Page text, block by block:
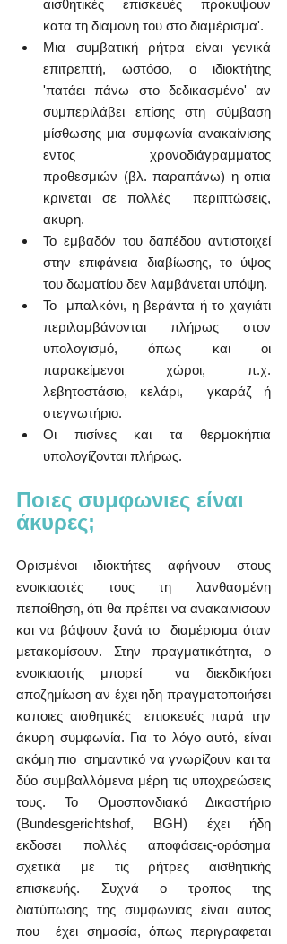
αισθητικές επισκευές προκυψουν
κατα τη διαμονη του στο διαμέρισμα'.
Μια συμβατική ρήτρα είναι γενικά
επιτρεπτή, ωστόσο, ο ιδιοκτήτης
'πατάει πάνω στο δεδικασμένο' αν
συμπεριλάβει επίσης στη σύμβαση
μίσθωσης μια συμφωνία ανακαίνισης
εντος  χρονοδιάγραμματος
προθεσμιών (βλ. παραπάνω) η οπια
κρινεται σε πολλές  περιπτώσεις,
ακυρη.
Το εμβαδόν του δαπέδου αντιστοιχεί
στην επιφάνεια διαβίωσης, το ύψος
του δωματίου δεν λαμβάνεται υπόψη.
Το  μπαλκόνι, η βεράντα ή το χαγιάτι
περιλαμβάνονται πλήρως στον
υπολογισμό, όπως και οι
παρακείμενοι χώροι, π.χ.
λεβητοστάσιο, κελάρι,  γκαράζ ή
στεγνωτήριο.
Οι πισίνες και τα θερμοκήπια
υπολογίζονται πλήρως.
Ποιες συμφωνιες είναι
άκυρες;
Ορισμένοι ιδιοκτήτες αφήνουν στους
ενοικιαστές τους τη λανθασμένη
πεποίθηση, ότι θα πρέπει να ανακαινισουν
και να βάψουν ξανά το  διαμέρισμα όταν
μετακομίσουν. Στην πραγματικότητα, ο
ενοικιαστής μπορεί  να διεκδικήσει
αποζημίωση αν έχει ηδη πραγματοποιήσει
καποιες αισθητικές  επισκευές παρά την
άκυρη συμφωνία. Για το λόγο αυτό, είναι
ακόμη πιο  σημαντικό να γνωρίζουν και τα
δύο συμβαλλόμενα μέρη τις υποχρεώσεις
τους. Το Ομοσπονδιακό Δικαστήριο
(Bundesgerichtshof, BGH) έχει ήδη
εκδοσει πολλές αποφάσεις-ορόσημα
σχετικά με τις ρήτρες αισθητικής
επισκευής. Συχνά ο τροπος της
διατύπωσης της συμφωνιας είναι αυτος
που  έχει σημασία, όπως περιγραφεται